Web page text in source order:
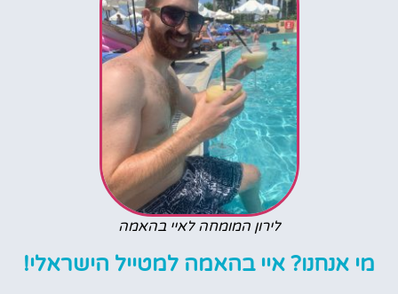
לירון המומחה לאיי בהאמה
מי אנחנו? איי בהאמה למטייל הישראלי!